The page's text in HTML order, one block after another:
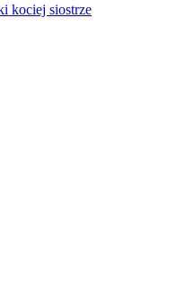
kociej siostrze